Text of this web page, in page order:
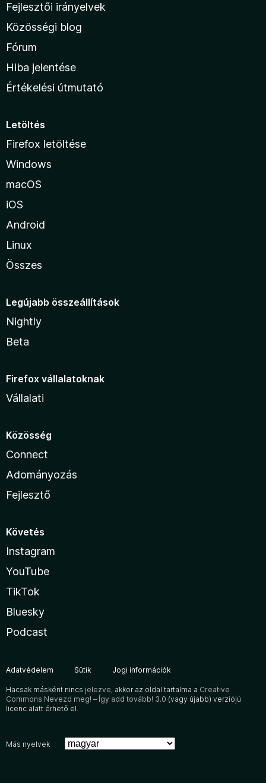
Fejlesztői irányelvek
Közösségi blog
Fórum
Hiba jelentése
Értékelési útmutató
Letöltés
Firefox letöltése
Windows
macOS
iOS
Android
Linux
Összes
Legújabb összeállítások
Nightly
Beta
Firefox vállalatoknak
Vállalati
Közösség
Connect
Adományozás
Fejlesztő
Követés
Instagram
YouTube
TikTok
Bluesky
Podcast
Adatvédelem Sütik Jogi információk
Hacsak másként nincs jelezve, akkor az oldal tartalma a Creative
Commons Nevezd meg! – Így add tovább! 3.0 (vagy újabb) verziójú
licenc alatt érhető el.
Más nyelvek